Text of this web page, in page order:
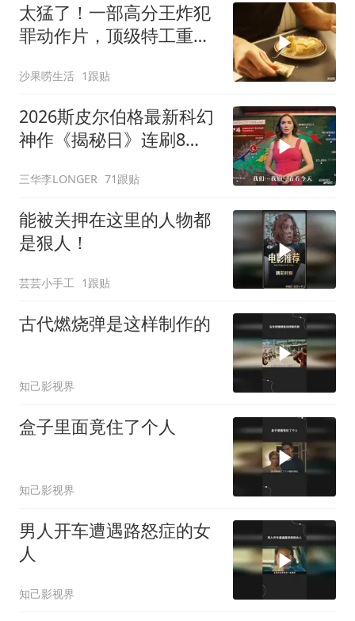
太猛了！一部高分王炸犯
罪动作片，顶级特工重出
沙果唠生活 1跟贴
2026斯皮尔伯格最新科幻
神作《揭秘日》连刷8
三华李LONGER 71跟贴
能被关押在这里的人物都
是狠人！
芸芸小手工 1跟贴
古代燃烧弹是这样制作的
知己影视界
盒子里面竟住了个人
知己影视界
男人开车遭遇路怒症的女
人
知己影视界